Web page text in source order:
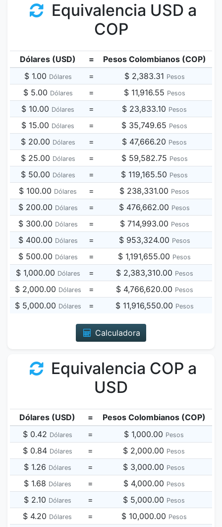
Equivalencia USD a
COP
Dólares (USD) =
Pesos Colombianos (COP)
$ 1.00 Dólares = $ 2,383.31 Pesos
$ 5.00 Dólares = $ 11,916.55 Pesos
$ 10.00 Dólares = $ 23,833.10 Pesos
$ 15.00 Dólares = $ 35,749.65 Pesos
$ 20.00 Dólares = $ 47,666.20 Pesos
$ 25.00 Dólares = $ 59,582.75 Pesos
$ 50.00 Dólares = $ 119,165.50 Pesos
$ 100.00 Dólares = $ 238,331.00 Pesos
$ 200.00 Dólares = $ 476,662.00 Pesos
$ 300.00 Dólares = $ 714,993.00 Pesos
$ 400.00 Dólares = $ 953,324.00 Pesos
$ 500.00 Dólares = $ 1,191,655.00 Pesos
$ 1,000.00 Dólares = $ 2,383,310.00 Pesos
$ 2,000.00 Dólares = $ 4,766,620.00 Pesos
$ 5,000.00 Dólares = $ 11,916,550.00 Pesos
Calculadora
Equivalencia COP a
USD
Dólares (USD) =
Pesos Colombianos (COP)
$ 0.42 Dólares = $ 1,000.00 Pesos
$ 0.84 Dólares = $ 2,000.00 Pesos
$ 1.26 Dólares = $ 3,000.00 Pesos
$ 1.68 Dólares = $ 4,000.00 Pesos
$ 2.10 Dólares = $ 5,000.00 Pesos
$ 4.20 Dólares = $ 10,000.00 Pesos